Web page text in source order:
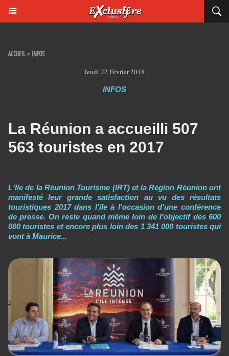
ACCUEIL > INFOS
Jeudi 22 Février 2018
INFOS
La Réunion a accueilli 507
563 touristes en 2017
L'Ile de la Réunion Tourisme (IRT) et la Région Réunion ont
manifesté leur grande satisfaction au vu des résultats
touristiques 2017 dans l'île à l'occasion d'une conférence
de presse. On reste quand même loin de l'objectif des 600
000 touristes et encore plus loin des 1 341 000 touristes qui
vont à Maurice...